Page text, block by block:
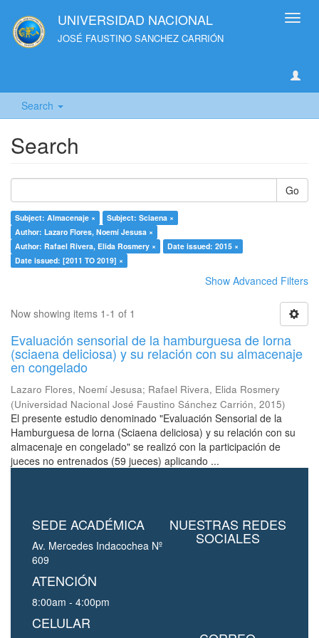
UNIVERSIDAD NACIONAL
JOSÉ FAUSTINO SANCHEZ CARRIÓN
Search
Search
Go
Subject: Almacenaje ×
Subject: Sciaena ×
Author: Lazaro Flores, Noemí Jesusa ×
Author: Rafael Rivera, Elida Rosmery ×
Date issued: 2015 ×
Date issued: [2011 TO 2019] ×
Show Advanced Filters
Now showing items 1-1 of 1
Evaluación sensorial de la hamburguesa de lorna
(sciaena deliciosa) y su relación con su almacenaje
en congelado
Lazaro Flores, Noemí Jesusa; Rafael Rivera, Elida Rosmery
(Universidad Nacional José Faustino Sánchez Carrión, 2015)
El presente estudio denominado "Evaluación Sensorial de la
Hamburguesa de lorna (Sciaena deliciosa) y su relación con su
almacenaje en congelado" se realizó con la participación de
jueces no entrenados (59 jueces) aplicando ...
SEDE ACADÉMICA
Av. Mercedes Indacochea Nº
609
ATENCIÓN
8:00am - 4:00pm
CELULAR
NUESTRAS REDES
SOCIALES